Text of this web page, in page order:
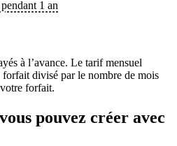
1 an
à l’avance. Le tarif mensuel
divisé par le nombre de mois
forfait.
pouvez créer avec